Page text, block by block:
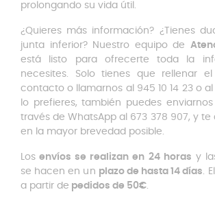
prolongando su vida útil.
¿Quieres más información? ¿Tienes
junta inferior? Nuestro equipo de
está listo para ofrecerte toda la
necesites. Solo tienes que rellenar
contacto o llamarnos al 945 10 14 23 o al
lo prefieres, también puedes
través de WhatsApp al 673 378 907, y
en la mayor brevedad posible.
Los envíos se realizan en 24 horas y
se hacen en un plazo de hasta 14 días.
a partir de pedidos de 50€.